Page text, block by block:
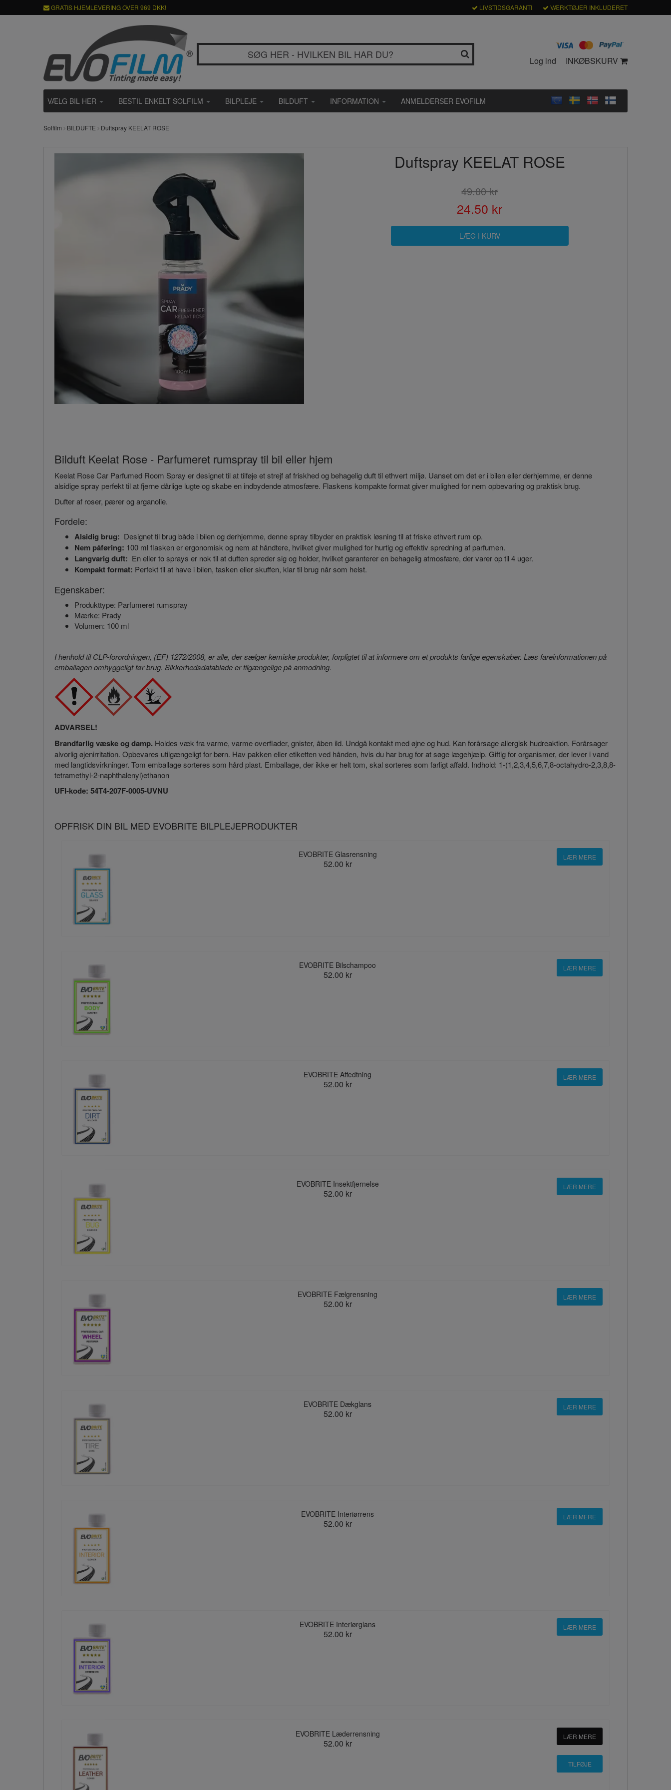
GRATIS HJEMLEVERING OVER 969 DKK! LIVSTIDSGARANTI VÆRKTØJER INKLUDERET
Log ind INKØBSKURV
VÆLG BIL HER BESTIL ENKELT SOLFILM BILPLEJE BILDUFT INFORMATION ANMELDERSER EVOFILM
Solfilm BILDUFTE Duftspray KEELAT ROSE
Duftspray KEELAT ROSE
49.00 kr
24.50 kr
Bilduft Keelat Rose - Parfumeret rumspray til bil eller hjem
Keelat Rose Car Parfumed Room Spray er designet til at tilføje et strejf af friskhed og behagelig duft til ethvert miljø. Uanset om det er i bilen eller derhjemme, er denne
alsidige spray perfekt til at fjerne dårlige lugte og skabe en indbydende atmosfære. Flaskens kompakte format giver mulighed for nem opbevaring og praktisk brug.
Dufter af roser, pærer og arganolie.
Fordele:
Alsidig brug: Designet til brug både i bilen og derhjemme, denne spray tilbyder en praktisk løsning til at friske ethvert rum op.
Nem påføring: 100 ml flasken er ergonomisk og nem at håndtere, hvilket giver mulighed for hurtig og effektiv spredning af parfumen.
Langvarig duft: En eller to sprays er nok til at duften spreder sig og holder, hvilket garanterer en behagelig atmosfære, der varer op til 4 uger.
Kompakt format: Perfekt til at have i bilen, tasken eller skuffen, klar til brug når som helst.
Egenskaber:
Produkttype: Parfumeret rumspray
Mærke: Prady
Volumen: 100 ml
I henhold til CLP-forordningen, (EF) 1272/2008, er alle, der sælger kemiske produkter, forpligtet til at informere om et produkts farlige egenskaber. Læs fareinformationen på
emballagen omhyggeligt før brug. Sikkerhedsdatablade er tilgængelige på anmodning.
ADVARSEL!
Brandfarlig væske og damp. Holdes væk fra varme, varme overflader, gnister, åben ild. Undgå kontakt med øjne og hud. Kan forårsage allergisk hudreaktion. Forårsager
alvorlig øjenirritation. Opbevares utilgængeligt for børn. Hav pakken eller etiketten ved hånden, hvis du har brug for at søge lægehjælp. Giftig for organismer, der lever i vand
med langtidsvirkninger. Tom emballage sorteres som hård plast. Emballage, der ikke er helt tom, skal sorteres som farligt affald. Indhold: 1-(1,2,3,4,5,6,7,8-octahydro-2,3,8,8-
tetramethyl-2-naphthalenyl)ethanon
UFI-kode: 54T4-207F-0005-UVNU
OPFRISK DIN BIL MED EVOBRITE BILPLEJEPRODUKTER
EVOBRITE Glasrensning
52.00 kr
LÆR MERE
EVOBRITE Bilschampoo
52.00 kr
LÆR MERE
EVOBRITE Affedtning
52.00 kr
LÆR MERE
EVOBRITE Insektfjernelse
52.00 kr
LÆR MERE
EVOBRITE Fælgrensning
52.00 kr
LÆR MERE
EVOBRITE Dækglans
52.00 kr
LÆR MERE
EVOBRITE Interiørrens
52.00 kr
LÆR MERE
EVOBRITE Interiørglans
52.00 kr
LÆR MERE
EVOBRITE Læderrensning
52.00 kr
LÆR MERE